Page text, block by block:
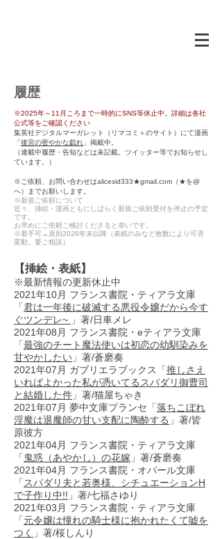
履歴
※2025年～11月ころまで一時的にSNS等休止中。詳細は各社
公式等をご確認ください
集英社デジタルマーガレット（リマコミ＋のサイト）にて漫画
「後宮の密やかな戯れ 」掲載中。
（連載中履歴・告知などは未記載。ツイッター等でお知らせし
ています。）
※ご依頼、お問い合わせはalicesid333★gmail.com（★を@
へ）までお願いします。
※新規ご依頼について
近々、挿絵・漫画ともにしばらく新規ご依頼受付を停止の予定
です。
お早めにご依頼ご検討くださると幸いです。
※着手可→原則2026年末以降（表紙のみなど枚数により可否
変動。要ご相談）
【挿絵・表紙】
※最新情報の更新休止中
2021年10月 フランス書院・ティアラ文庫
「君は一年後に破滅する悪役令嬢だから今す
ぐツンデレ~ 」著/日車メレ
2021年08月 フランス書院・eティアラ文庫
「最強のチート魔法使いは初恋の幼馴染みを
甘やかしたい 」著/蒼磨奏
2021年07月 ガブリエラブックス「推しさえ
いればよかった私が憑いてるスパダリ御曹司
と結婚した件 」著/猫屋ちゃき
2021年07月 夢中文庫プランセ「落ちこぼれ
淫魔は退魔師の甘い支配に陶酔する 」著/皆
原彼方
2021年04月 フランス書院・ティアラ文庫
「 鬼惑（あやかし）の花嫁 」著/蒼磨奏
2021年04月 フランス書院・オパール文庫
「 スパダリ夫と若奥様、シチュエーションH
で子作り中!! 」著/七福さゆり
2021年03月 フランス書院・ティアラ文庫
「元令嬢は憧れの騎士様に抱かれたくて嘘を
つく
」著/桜しんり